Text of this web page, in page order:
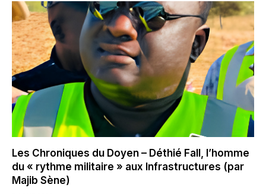
Les Chroniques du Doyen – Déthié Fall, l’homme
du « rythme militaire » aux Infrastructures (par
Majib Sène)